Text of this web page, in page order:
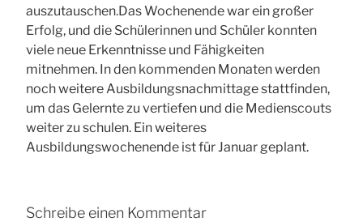
auszutauschen.Das Wochenende war ein großer
Erfolg, und die Schülerinnen und Schüler konnten
viele neue Erkenntnisse und Fähigkeiten
mitnehmen. In den kommenden Monaten werden
noch weitere Ausbildungsnachmittage stattfinden,
um das Gelernte zu vertiefen und die Medienscouts
weiter zu schulen. Ein weiteres
Ausbildungswochenende ist für Januar geplant.
Schreibe einen Kommentar